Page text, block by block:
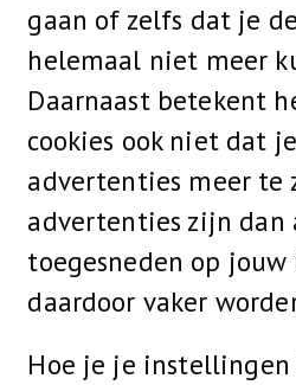
gaan of zelfs dat je
helemaal niet meer
Daarnaast betekent
cookies ook niet dat
advertenties meer te
advertenties zijn
toegesneden op jouw
daardoor vaker
Hoe je je instellingen